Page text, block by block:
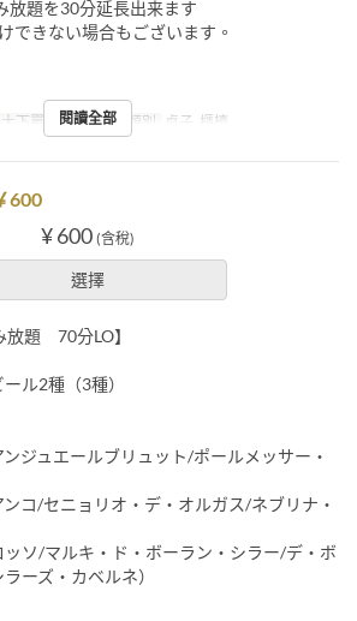
放題を30分延長出来ます
できない場合もございます。
下單數 3 ~ 座位類別 桌子, 櫃檯
閱讀全部
600
¥ 600 (含稅)
選擇
放題 70分LO】
ル2種（3種）
ジュエールブリュット/ポールメッサー・
ンコ/セニョリオ・デ・オルガス/ネブリナ・
ッソ/マルキ・ド・ボーラン・シラー/デ・ボ
ーズ・カベルネ）